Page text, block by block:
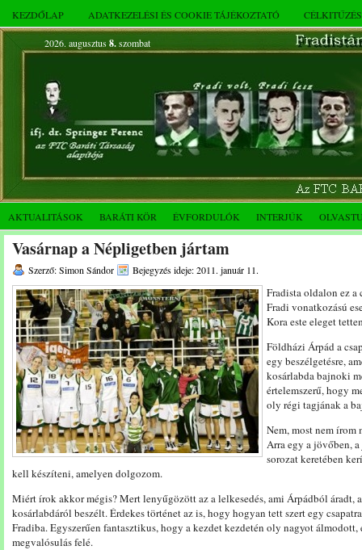
KEZDŐLAP ADATKEZELÉSI ÉS COOKIE TÁJÉKOZTATÓ
2026. augusztus 8.szombat
AKTUALITÁSOK BARÁTI KÖR ÉVFORDULÓK INTERJÚK
Vasárnap a Népligetben jártam
Szerző: Simon Sándor Bejegyzés ideje: 2011. január 11.
Fradista oldalon ez
Fradi vonatkozású
Kora este eleget
Földházi Árpád a
egy beszélgetésre,
kosárlabda bajnoki
értelemszerű, hogy
oly régi tagjának a
Nem, most nem írom
Arra egy a jövőben,
sorozat keretében
kell készíteni, amelyen dolgozom.
Miért írok akkor mégis? Mert lenyűgözött az a lelkesedés, ami Árpádból áradt,
kosárlabdáról beszélt. Érdekes történet az is, hogy hogyan tett szert egy
Fradiba. Egyszerűen fantasztikus, hogy a kezdet kezdetén oly nagyot álmodott,
megvalósulás felé.